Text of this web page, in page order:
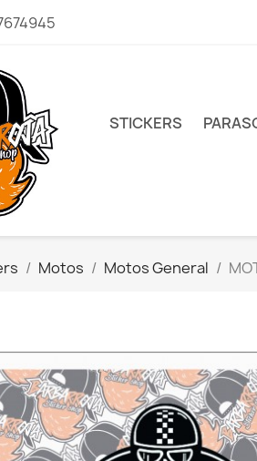
STICKERS
Motos Motos General